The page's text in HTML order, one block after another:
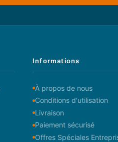
Informations
À propos de nous
Conditions d'utilisation
Livraison
Paiement sécurisé
Offres Spéciales